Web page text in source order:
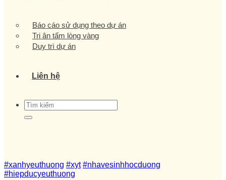
Báo cáo sử dụng theo dự án
Tri ân tấm lòng vàng
Duy trì dự án
Liên hệ
#xanhyeuthuong #xyt #nhavesinhhocduong
#hiepducyeuthuong